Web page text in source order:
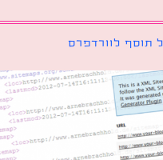
לוורדפרס